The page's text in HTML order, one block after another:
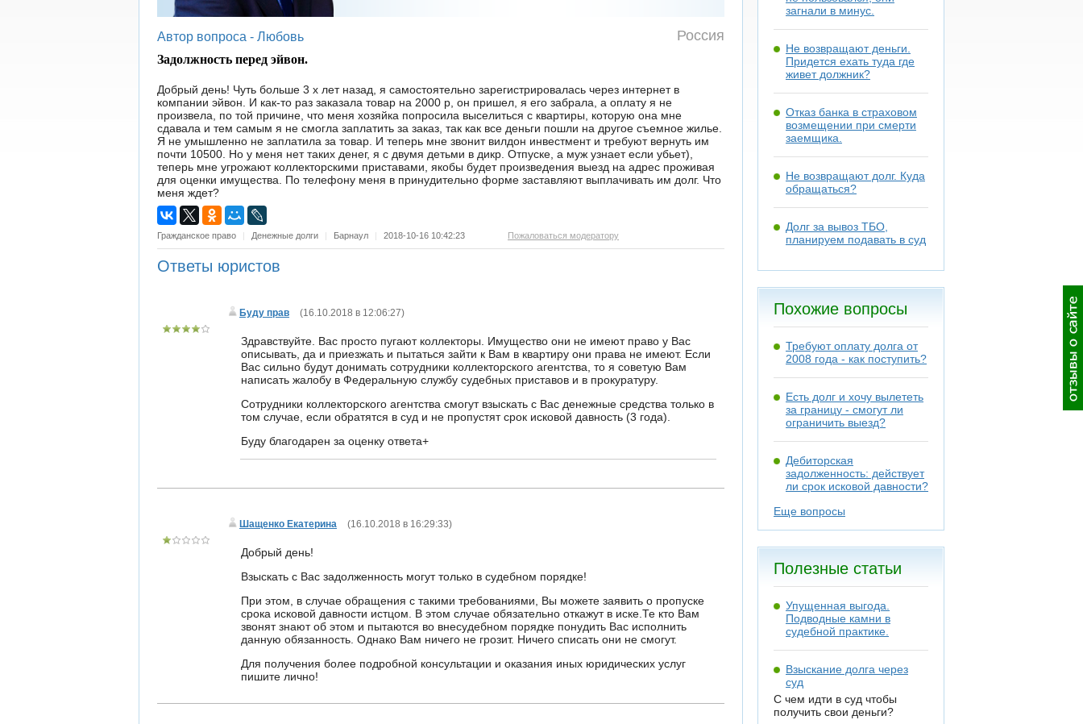
Автор вопроса - Любовь Россия
Задолжность перед эйвон.
Добрый день! Чуть больше 3 х лет назад, я самостоятельно зарегистрировалась через интернет в
компании эйвон. И как-то раз заказала товар на 2000 р, он пришел, я его забрала, а оплату я не
произвела, по той причине, что меня хозяйка попросила выселиться с квартиры, которую она мне
сдавала и тем самым я не смогла заплатить за заказ, так как все деньги пошли на другое съемное жилье.
Я не умышленно не заплатила за товар. И теперь мне звонит вилдон инвестмент и требуют вернуть им
почти 10500. Но у меня нет таких денег, я с двумя детьми в дикр. Отпуске, а муж узнает если убьет),
теперь мне угрожают коллекторскими приставами, якобы будет произведения выезд на адрес проживая
для оценки имущества. По телефону меня в принудительно форме заставляют выплачивать им долг. Что
меня ждет?
Гражданское право | Денежные долги | Барнаул | 2018-10-16 10:42:23 Пожаловаться модератору
Ответы юристов
Буду прав (16.10.2018 в 12:06:27)
Здравствуйте. Вас просто пугают коллекторы. Имущество они не имеют право у Вас
описывать, да и приезжать и пытаться зайти к Вам в квартиру они права не имеют. Если
Вас сильно будут донимать сотрудники коллекторского агентства, то я советую Вам
написать жалобу в Федеральную службу судебных приставов и в прокуратуру.
Сотрудники коллекторского агентства смогут взыскать с Вас денежные средства только в
том случае, если обратятся в суд и не пропустят срок исковой давность (3 года).
Буду благодарен за оценку ответа+
Шащенко Екатерина (16.10.2018 в 16:29:33)
Добрый день!
Взыскать с Вас задолженность могут только в судебном порядке!
При этом, в случае обращения с такими требованиями, Вы можете заявить о пропуске
срока исковой давности истцом. В этом случае обязательно откажут в иске.Те кто Вам
звонят знают об этом и пытаются во внесудебном порядке понудить Вас исполнить
данную обязанность. Однако Вам ничего не грозит. Ничего списать они не смогут.
Для получения более подробной консультации и оказания иных юридических услуг
пишите лично!
загнали в минус.
Не возвращают деньги.
Придется ехать туда где
живет должник?
Отказ банка в страховом
возмещении при смерти
заемщика.
Не возвращают долг. Куда
обращаться?
Долг за вывоз ТБО,
планируем подавать в суд
Похожие вопросы
Требуют оплату долга от
2008 года - как поступить?
Есть долг и хочу вылететь
за границу - смогут ли
ограничить выезд?
Дебиторская
задолженность: действует
ли срок исковой давности?
Еще вопросы
Полезные статьи
Упущенная выгода.
Подводные камни в
судебной практике.
Взыскание долга через
суд
С чем идти в суд чтобы
получить свои деньги?